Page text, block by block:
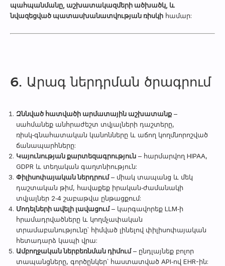
պահպանմանը, աշխատակազմերի ածխածկ, և
նվազեցված պատասխանատվության ռիսկի համար:
6. Արագ ներդրման ծրագրում
Զննված հատվածի արմատային աշխատանք –
սահմանեք անհրաժեշտ տվյալների դաշտերը,
ռիսկ‑գնահատական կանոնները և աճող կողմնորոշված
ճանապարհները:
Կայունության քարտեզագրություն – հարմարվող HIPAA,
GDPR և տեղական գաղտնիություն:
Փիլիսոփայական ներդրում– միակ տապանց և մեկ
դաշտական թիմ, հավաքեք իրական‑ժամանակի
տվյալներ 2‑4 շաբաթվա ընթացքում:
Մոդելների ավելի լավացում– կարգավորեք LLM‑ի
հրամադրվածները և կողմչափական
տրամաբանությունը՝ հիմված լինելով փիլիսոփայական
հետադարձ կապի վրա:
Ամբողջական ներբեռնման դիմում– ընդլայնեք բոլոր
տապանցները, գործընկեր՝ հաստատված API‑ով EHR-ին: